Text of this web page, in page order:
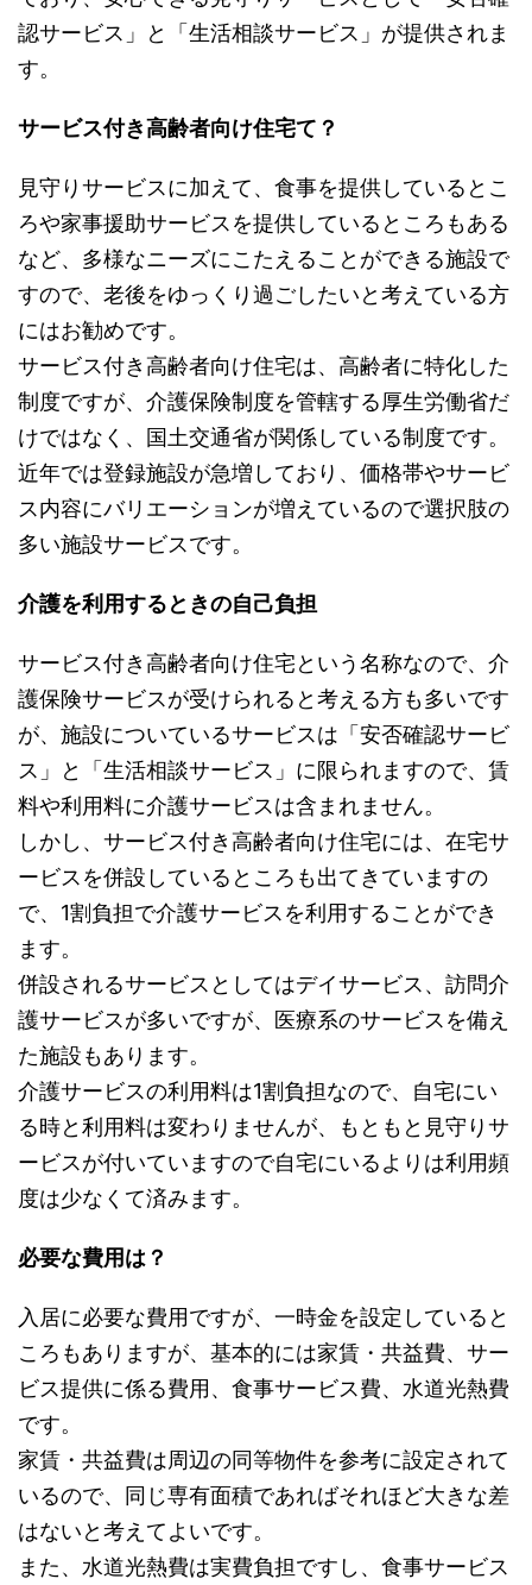
認サービス」と「生活相談サービス」が提供されま
す。
サービス付き高齢者向け住宅て？
見守りサービスに加えて、食事を提供しているとこ
ろや家事援助サービスを提供しているところもある
など、多様なニーズにこたえることができる施設で
すので、老後をゆっくり過ごしたいと考えている方
にはお勧めです。
サービス付き高齢者向け住宅は、高齢者に特化した
制度ですが、介護保険制度を管轄する厚生労働省だ
けではなく、国土交通省が関係している制度です。
近年では登録施設が急増しており、価格帯やサービ
ス内容にバリエーションが増えているので選択肢の
多い施設サービスです。
介護を利用するときの自己負担
サービス付き高齢者向け住宅という名称なので、介
護保険サービスが受けられると考える方も多いです
が、施設についているサービスは「安否確認サービ
ス」と「生活相談サービス」に限られますので、賃
料や利用料に介護サービスは含まれません。
しかし、サービス付き高齢者向け住宅には、在宅サ
ービスを併設しているところも出てきていますの
で、1割負担で介護サービスを利用することができ
ます。
併設されるサービスとしてはデイサービス、訪問介
護サービスが多いですが、医療系のサービスを備え
た施設もあります。
介護サービスの利用料は1割負担なので、自宅にい
る時と利用料は変わりませんが、もともと見守りサ
ービスが付いていますので自宅にいるよりは利用頻
度は少なくて済みます。
必要な費用は？
入居に必要な費用ですが、一時金を設定していると
ころもありますが、基本的には家賃・共益費、サー
ビス提供に係る費用、食事サービス費、水道光熱費
です。
家賃・共益費は周辺の同等物件を参考に設定されて
いるので、同じ専有面積であればそれほど大きな差
はないと考えてよいです。
また、水道光熱費は実費負担ですし、食事サービス